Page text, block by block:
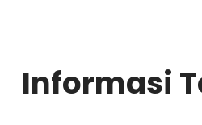
Informasi